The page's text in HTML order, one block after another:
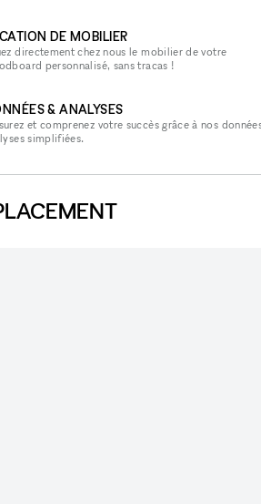
DE MOBILIER
directement chez nous le mobilier de votre
personnalisé, sans tracas !
& ANALYSES
et comprenez votre succès grâce à nos
simplifiées.